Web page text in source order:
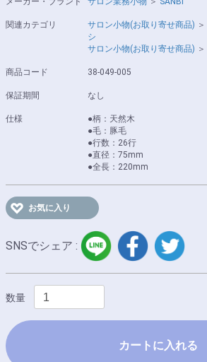
関連カテゴリ サロン小物(お取り寄せ商品) ＞
シ
サロン小物(お取り寄せ商品) ＞
商品コード 38-049-005
保証期間 なし
仕様
●柄：天然木
●毛：豚毛
●行数：26行
●直径：75mm
●全長：220mm
お気に入り
SNSでシェア :
LINE facebook
数量
カートに入れる